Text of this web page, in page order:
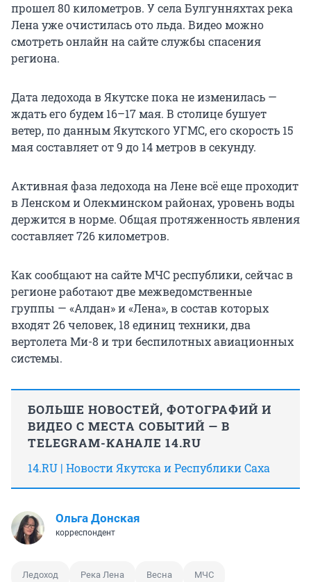
прошел 80 километров. У села Булгунняхтах река
Лена уже очистилась ото льда. Видео можно
смотреть онлайн на сайте службы спасения
региона.
Дата ледохода в Якутске пока не изменилась —
ждать его будем 16–17 мая. В столице бушует
ветер, по данным Якутского УГМС, его скорость 15
мая составляет от 9 до 14 метров в секунду.
Активная фаза ледохода на Лене всё еще проходит
в Ленском и Олекминском районах, уровень воды
держится в норме. Общая протяженность явления
составляет 726 километров.
Как сообщают на сайте МЧС республики, сейчас в
регионе работают две межведомственные
группы — «Алдан» и «Лена», в состав которых
входят 26 человек, 18 единиц техники, два
вертолета Ми-8 и три беспилотных авиационных
системы.
БОЛЬШЕ НОВОСТЕЙ, ФОТОГРАФИЙ И
ВИДЕО С МЕСТА СОБЫТИЙ — В
TELEGRAM-КАНАЛЕ 14.RU
14.RU | Новости Якутска и Республики Саха
Ольга Донская
корреспондент
Ледоход Река Лена Весна МЧС